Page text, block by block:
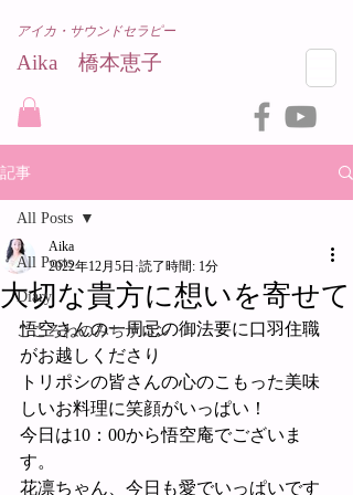
Aika 橋本恵子​
アイカ・サウンドセラピー
記事
All Posts
Diary
こころねのみちサロン
All Posts
大切な貴方に想いを寄せて
Aika
2022年12月5日 読了時間: 1分
悟空さんの一周忌の御法要に口羽住職
がお越しくださり
トリポシの皆さんの心のこもった美味
しいお料理に笑顔がいっぱい！
今日は10：00から悟空庵でございま
す。
花凛ちゃん、今日も愛でいっぱいです